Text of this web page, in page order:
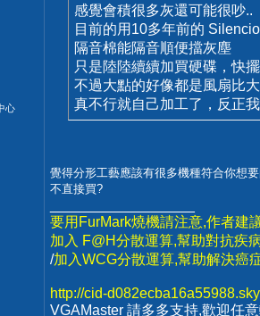
心
感覺會積很多灰還可能很吵..
目前的用10多年前的
隔音棉能隔音順便擋灰塵
只是陸陸續續加買硬碟，快
不過大點的好像都是風扇比
真不行就自己加工了，反正
覺得分形工藝應該有很多機種符合你想
不直接買?
要用FurMark燒機請注意,作者建
加入 F@H分散運算,幫助對抗疾
/加入WCG分散運算,幫助解決癌
http://cid-
VGAMaster 請多多支持,歡迎任